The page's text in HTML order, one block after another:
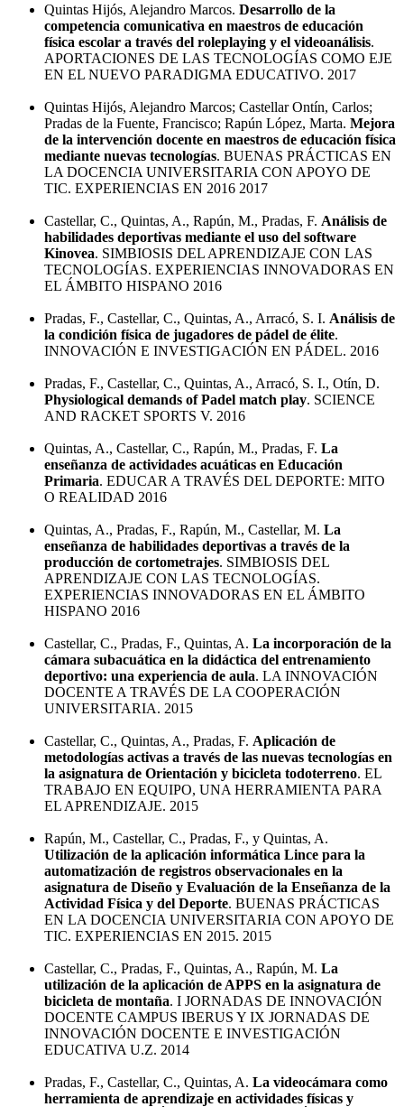
Quintas Hijós, Alejandro Marcos. Desarrollo de la
competencia comunicativa en maestros de educación
física escolar a través del roleplaying y el videoanálisis.
APORTACIONES DE LAS TECNOLOGÍAS COMO EJE
EN EL NUEVO PARADIGMA EDUCATIVO. 2017
Quintas Hijós, Alejandro Marcos; Castellar Ontín, Carlos;
Pradas de la Fuente, Francisco; Rapún López, Marta. Mejora
de la intervención docente en maestros de educación física
mediante nuevas tecnologías. BUENAS PRÁCTICAS EN
LA DOCENCIA UNIVERSITARIA CON APOYO DE
TIC. EXPERIENCIAS EN 2016 2017
Castellar, C., Quintas, A., Rapún, M., Pradas, F. Análisis de
habilidades deportivas mediante el uso del software
Kinovea. SIMBIOSIS DEL APRENDIZAJE CON LAS
TECNOLOGÍAS. EXPERIENCIAS INNOVADORAS EN
EL ÁMBITO HISPANO 2016
Pradas, F., Castellar, C., Quintas, A., Arracó, S. I. Análisis de
la condición física de jugadores de pádel de élite.
INNOVACIÓN E INVESTIGACIÓN EN PÁDEL. 2016
Pradas, F., Castellar, C., Quintas, A., Arracó, S. I., Otín, D.
Physiological demands of Padel match play. SCIENCE
AND RACKET SPORTS V. 2016
Quintas, A., Castellar, C., Rapún, M., Pradas, F. La
enseñanza de actividades acuáticas en Educación
Primaria. EDUCAR A TRAVÉS DEL DEPORTE: MITO
O REALIDAD 2016
Quintas, A., Pradas, F., Rapún, M., Castellar, M. La
enseñanza de habilidades deportivas a través de la
producción de cortometrajes. SIMBIOSIS DEL
APRENDIZAJE CON LAS TECNOLOGÍAS.
EXPERIENCIAS INNOVADORAS EN EL ÁMBITO
HISPANO 2016
Castellar, C., Pradas, F., Quintas, A. La incorporación de la
cámara subacuática en la didáctica del entrenamiento
deportivo: una experiencia de aula. LA INNOVACIÓN
DOCENTE A TRAVÉS DE LA COOPERACIÓN
UNIVERSITARIA. 2015
Castellar, C., Quintas, A., Pradas, F. Aplicación de
metodologías activas a través de las nuevas tecnologías en
la asignatura de Orientación y bicicleta todoterreno. EL
TRABAJO EN EQUIPO, UNA HERRAMIENTA PARA
EL APRENDIZAJE. 2015
Rapún, M., Castellar, C., Pradas, F., y Quintas, A.
Utilización de la aplicación informática Lince para la
automatización de registros observacionales en la
asignatura de Diseño y Evaluación de la Enseñanza de la
Actividad Física y del Deporte. BUENAS PRÁCTICAS
EN LA DOCENCIA UNIVERSITARIA CON APOYO DE
TIC. EXPERIENCIAS EN 2015. 2015
Castellar, C., Pradas, F., Quintas, A., Rapún, M. La
utilización de la aplicación de APPS en la asignatura de
bicicleta de montaña. I JORNADAS DE INNOVACIÓN
DOCENTE CAMPUS IBERUS Y IX JORNADAS DE
INNOVACIÓN DOCENTE E INVESTIGACIÓN
EDUCATIVA U.Z. 2014
Pradas, F., Castellar, C., Quintas, A. La videocámara como
herramienta de aprendizaje en actividades físicas y